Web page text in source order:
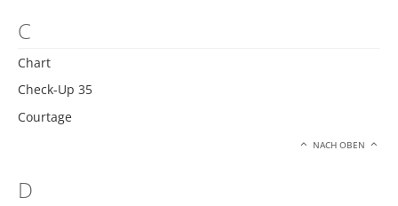
C
Chart
Check-Up 35
Courtage
NACH OBEN
D